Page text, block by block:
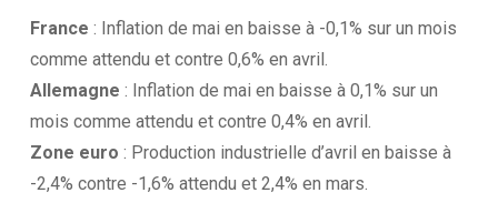
France : Inflation de mai en baisse à -0,1% sur un mois
comme attendu et contre 0,6% en avril.
Allemagne : Inflation de mai en baisse à 0,1% sur un
mois comme attendu et contre 0,4% en avril.
Zone euro : Production industrielle d’avril en baisse à
-2,4% contre -1,6% attendu et 2,4% en mars.